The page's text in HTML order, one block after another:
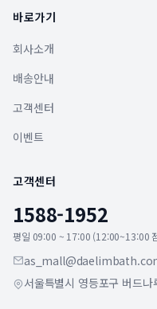
바로가기
회사소개
배송안내
고객센터
이벤트
고객센터
1588-1952
평일 09:00 ~ 17:00 (12:00~13:00
서울특별시 영등포구 버드